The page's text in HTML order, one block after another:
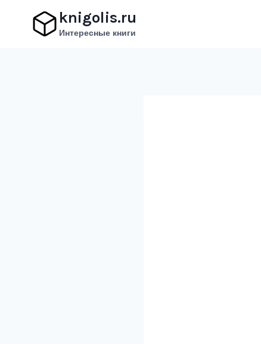
содержимому
knigolis.ru
Интересные книги